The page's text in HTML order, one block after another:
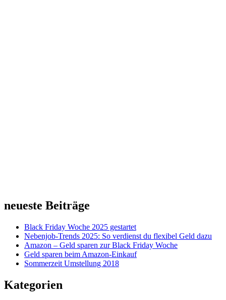
neueste Beiträge
Black Friday Woche 2025 gestartet
Nebenjob-Trends 2025: So verdienst du flexibel Geld dazu
Amazon – Geld sparen zur Black Friday Woche
Geld sparen beim Amazon-Einkauf
Sommerzeit Umstellung 2018
Kategorien